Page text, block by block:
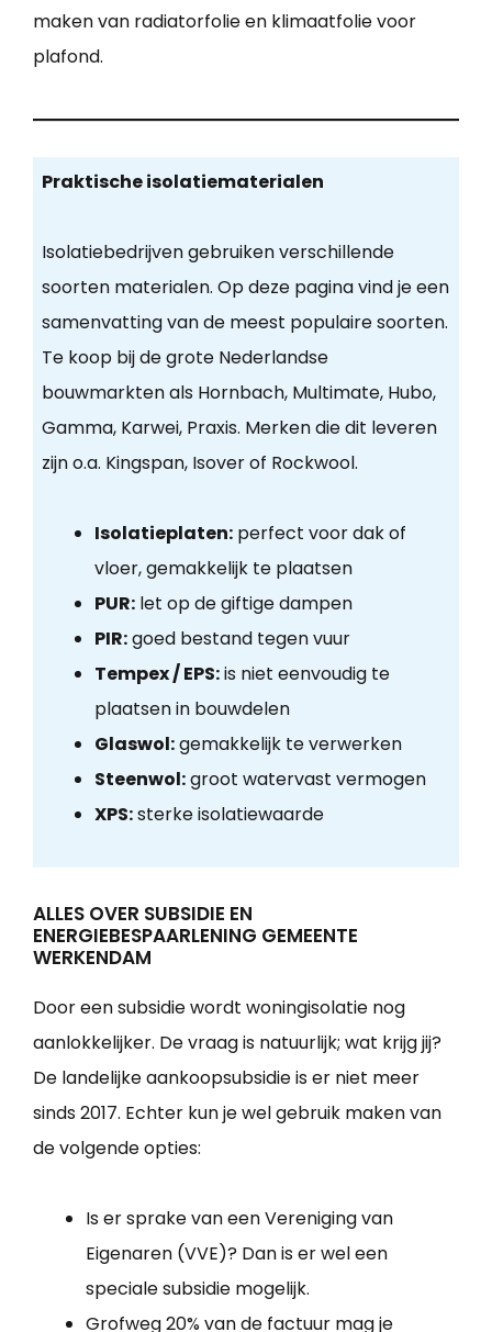
maken van radiatorfolie en klimaatfolie voor
plafond.
Praktische isolatiematerialen
Isolatiebedrijven gebruiken verschillende
soorten materialen. Op deze pagina vind je een
samenvatting van de meest populaire soorten.
Te koop bij de grote Nederlandse
bouwmarkten als Hornbach, Multimate, Hubo,
Gamma, Karwei, Praxis. Merken die dit leveren
zijn o.a. Kingspan, Isover of Rockwool.
Isolatieplaten:perfect voor dak of
vloer, gemakkelijk te plaatsen
PUR:let op de giftige dampen
PIR:goed bestand tegen vuur
Tempex / EPS:is niet eenvoudig te
plaatsen in bouwdelen
Glaswol:gemakkelijk te verwerken
Steenwol:groot watervast vermogen
XPS:sterke isolatiewaarde
ALLES OVER SUBSIDIE EN
ENERGIEBESPAARLENING GEMEENTE
WERKENDAM
Door een subsidie wordt woningisolatie nog
aanlokkelijker. De vraag is natuurlijk; wat krijg jij?
De landelijke aankoopsubsidie is er niet meer
sinds 2017. Echter kun je wel gebruik maken van
de volgende opties:
Is er sprake van een Vereniging van
Eigenaren (VVE)? Dan is er wel een
speciale subsidie mogelijk.
Grofweg 20% van de factuur mag je